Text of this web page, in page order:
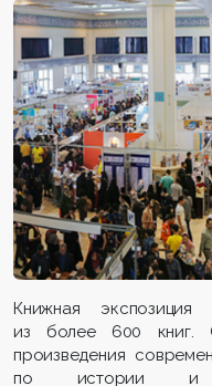
Книжная экспозиция
из более 600 книг.
произведения
по истории и